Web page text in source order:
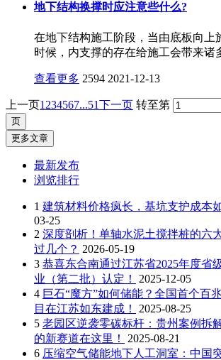
地下结构换撑时应注意些什么?
在地下结构施工阶段，当由底板向上
时候，内支撑的存在给施工会带来诸
查看更多 2594 2021-12-13
上一页1 234567...51下一页 转至第
更多文章
最新发布
浏览排行
1 建筑材料价格疯长，基坑支护成本
03-25
2 深度剖析！单轴水泥土搅拌桩的六
过几个？ 2026-05-19
3 恭喜东合南通过江苏省2025年度省
业（第二批）认定！
2025-12-05
4 巨石“魔方”如何储能？全国首个百
目在江苏如东建成！
2025-08-25
5 老园区逆袭零碳标杆：贵州案例拆
的新赛道在这里！
2025-08-21
6 压缩空气储能地下人工洞室：中国